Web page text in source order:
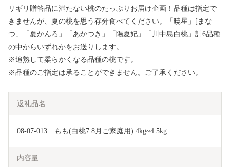
リギリ贈答品に満たない桃のたっぷりお届け企画！品種は指定で
きませんが、夏の桃を思う存分食べてください。「暁星」[まな
つ」「夏かんろ」「あかつき」「陽夏妃」「川中島白桃」計6品種
の中からいずれかをお送りします。
※追熟して柔らかくなる品種の桃です。
※品種のご指定は承ることができません。ご了承ください。
返礼品名
08-07-013　もも(白桃7.8月ご家庭用) 4kg~4.5kg
内容量